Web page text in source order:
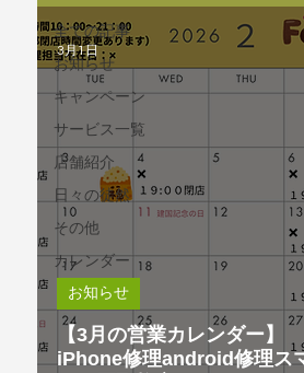
全ての記事
お知らせ
キャンペーン
サービス一覧
店舗紹介
日々の徒然
その他
カレンダー
【3月の営業カレンダー】
iPhone修理android修理ス
お知らせ
3月1日